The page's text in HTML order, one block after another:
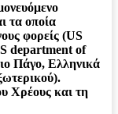
τα οποία
φορείς (US
department of
Πάγο, Ελληνικά
Χρέους και τη